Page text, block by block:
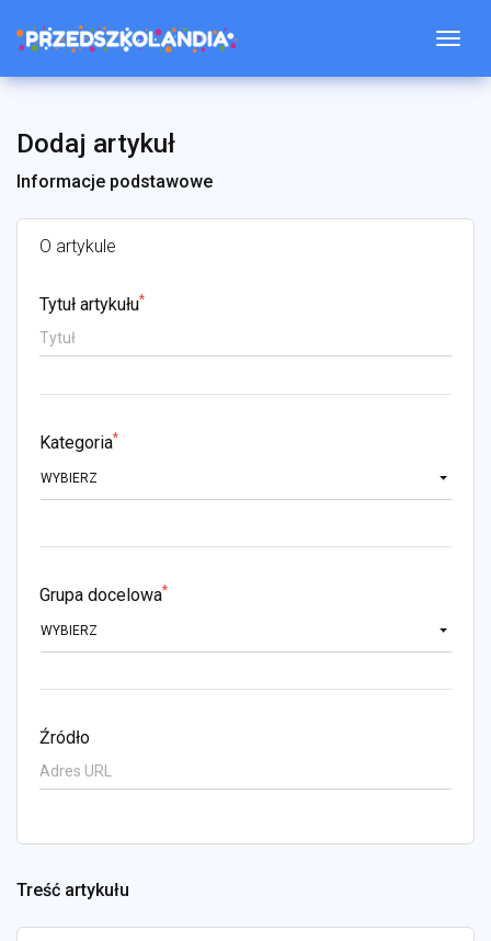
Dodaj artykuł
Informacje podstawowe
O artykule
Tytuł artykułu*
Kategoria*
WYBIERZ
Grupa docelowa*
WYBIERZ
Źródło
Treść artykułu